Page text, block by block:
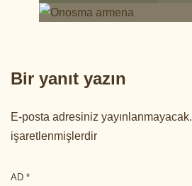
Bir yanıt yazın
E-posta adresiniz yayınlanmayacak.
işaretlenmişlerdir
AD *